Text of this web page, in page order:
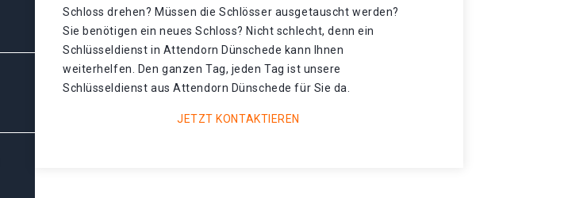
Schloss drehen? Müssen die Schlösser ausgetauscht werden?
Sie benötigen ein neues Schloss? Nicht schlecht, denn ein
Schlüsseldienst in Attendorn Dünschede kann Ihnen
weiterhelfen. Den ganzen Tag, jeden Tag ist unsere
Schlüsseldienst aus Attendorn Dünschede für Sie da.
JETZT KONTAKTIEREN